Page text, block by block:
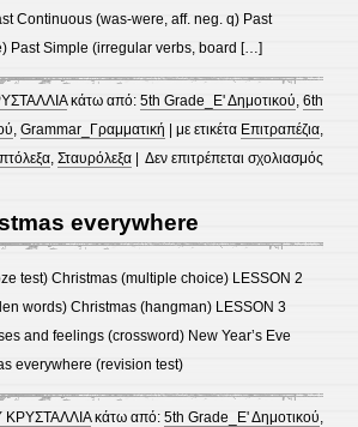
Continuous (was-were, aff. neg. q) Past
Past Simple (irregular verbs, board […]
κάτω από:5th Grade_Ε' Δημοτικού,6th
,Grammar_Γραμματική | με ετικέτα Επιτραπέζια,
,Σταυρόλεξα |Δεν επιτρέπεται σχολιασμός
everywhere
test) Christmas (multiple choice) LESSON 2
words) Christmas (hangman) LESSON 3
and feelings (crossword) New Year’s Eve
everywhere (revision test)
κάτω από:5th Grade_Ε' Δημοτικού,